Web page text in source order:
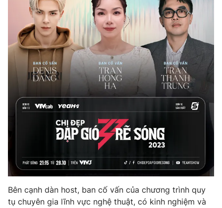
Cơ quan chủ quản:
Đài Truyền hình Việt Nam
Cơ quan báo chí:Thời báo VTV
Giấy phép hoạt động báo in và báo điện tử số 483/GP-BTTTT
cấp ngày 29/12/2023
Tổng Biên tập: Vũ Thanh Thủy
Phó Tổng Biên tập:
Nguyễn Thị Mỹ Hạnh, Phạm Quốc Thắng,
Tổng đài VTV: 024.38 355 931 - 024.38 355 932
Ðiện thoại Thời báo VTV:
024.66 897 897
toasoan@vtv.vn
024-7300.7108
Bên cạnh dàn host, ban cố vấn của chương trình quy
tụ chuyên gia lĩnh vực nghệ thuật, có kinh nghiệm và